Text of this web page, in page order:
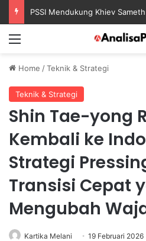
Home /Teknik & Strategi
Teknik & Strategi
Shin Tae-yong
Kembali ke
Strategi
Transisi Cepat
Mengubah
Kartika Melani 19 Februari 2026